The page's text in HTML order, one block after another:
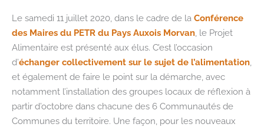
Le samedi 11 juillet 2020, dans le cadre de la Conférence
des Maires du PETR du Pays Auxois Morvan, le Projet
Alimentaire est présenté aux élus. C’est l’occasion
d’échanger collectivement sur le sujet de l’alimentation,
et également de faire le point sur la démarche, avec
notamment l’installation des groupes locaux de réflexion à
partir d’octobre dans chacune des 6 Communautés de
Communes du territoire. Une façon, pour les nouveaux